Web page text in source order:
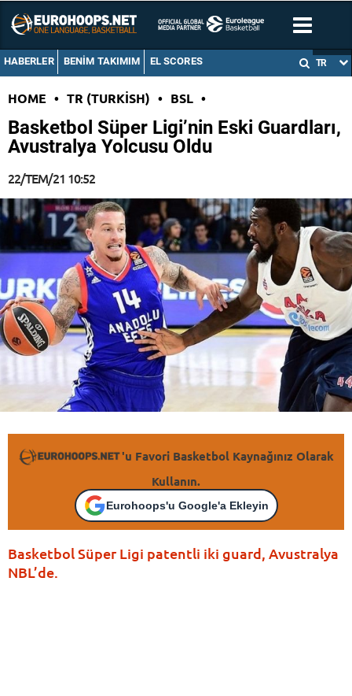
HABERLER BENIM TAKIMIM EL SCORES TR
HOME • TR (TURKISH) • BSL •
Basketbol Süper Ligi’nin Eski Guardları,
Avustralya Yolcusu Oldu
22/TEM/21 10:52
'u Favori Basketbol Kaynağınız Olarak
Kullanın.
Eurohoops'u Google'a Ekleyin
Basketbol Süper Ligi patentli iki guard, Avustralya
NBL’de.